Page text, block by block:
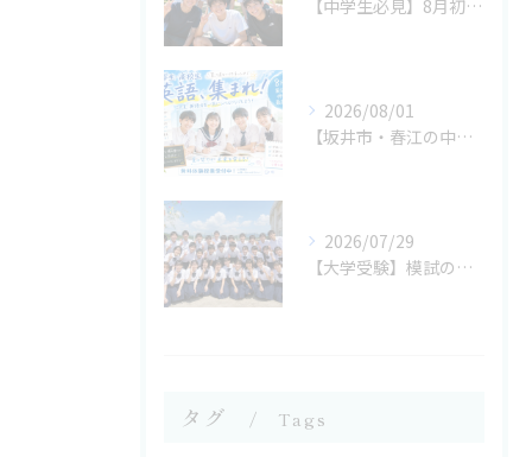
【中学生必見】8月初旬の過ごし方で2学期の成績が決まる！今だから始めたい勉強習慣 坂井市の学習塾なら考学理数塾へ
2026/08/01
【坂井市・春江の中学生へ】8月からでも間に合う！夏休み後半で成績を伸ばす勉強法 坂井市の学習塾なら考学理数塾へ
2026/07/29
【大学受験】模試の判定が悪くても逆転合格はできる？今すぐ見直したい勉強法を解説 坂井市の学習塾なら考学理数塾へ
タグ Tags